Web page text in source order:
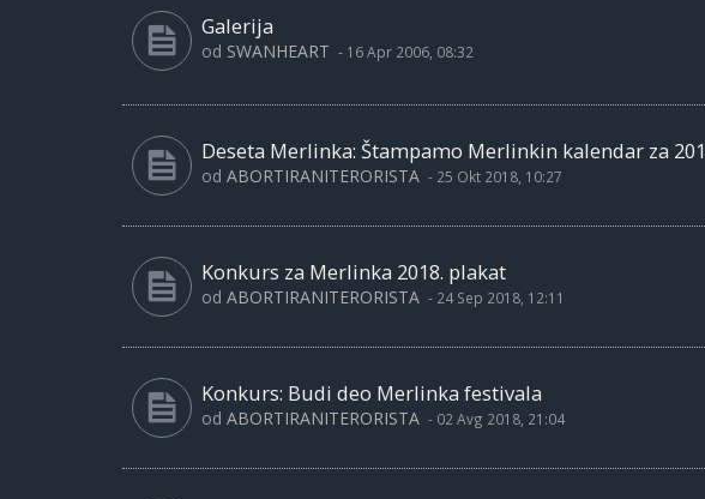
Galerija
od SWANHEART - 16 Apr 2006, 08:32
Deseta Merlinka: Štampamo Merlinkin kalendar za
od ABORTIRANITERORISTA - 25 Okt 2018, 10:27
Konkurs za Merlinka 2018. plakat
od ABORTIRANITERORISTA - 24 Sep 2018, 12:11
Konkurs: Budi deo Merlinka festivala
od ABORTIRANITERORISTA - 02 Avg 2018, 21:04